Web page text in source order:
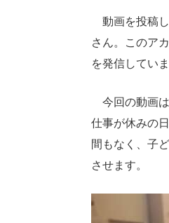
動画を投稿し
さん。このア
を発信していま
今回の動画は
仕事が休みの
間もなく、子
させます。